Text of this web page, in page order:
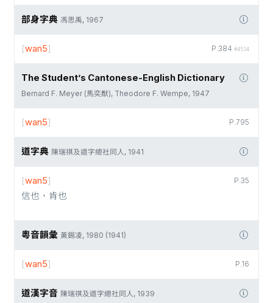
部身字典 馮思禹, 1967
P.384 #4534
[wan5]
The Student’s Cantonese-English Dictionary
Bernard F. Meyer (馬奕猷), Theodore F. Wempe, 1947
P.795
[wan5]
道字典 陳瑞祺及道字總社同人, 1941
P.35
[wan5]
信也，肯也
粵音韻彙 黃錫凌, 1980 (1941)
P.16
[wan5]
道漢字音 陳瑞祺及道字總社同人, 1939